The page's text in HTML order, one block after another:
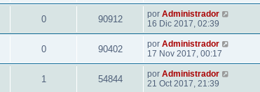
0 90912 por Administrador
16 Dic 2017, 02:39
0 90402 por Administrador
17 Nov 2017, 00:17
1 54844 por Administrador
21 Oct 2017, 21:39